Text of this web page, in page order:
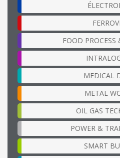
FOOD PROCESS
MEDICAL
METAL
OIL GAS
POWER &
SMART